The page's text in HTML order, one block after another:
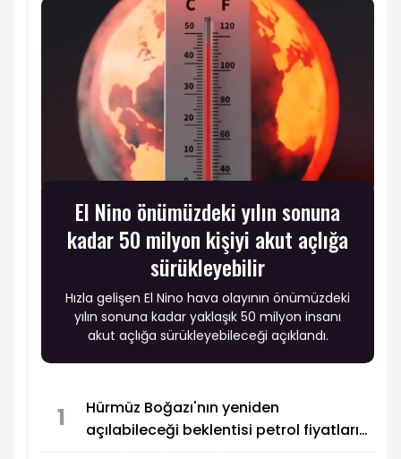
El Nino önümüzdeki yılın sonuna
kadar 50 milyon kişiyi akut açlığa
sürükleyebilir
Hızla gelişen El Nino hava olayının önümüzdeki
yılın sonuna kadar yaklaşık 50 milyon insanı
akut açlığa sürükleyebileceği açıklandı.
1
Hürmüz Boğazı'nın yeniden
açılabileceği beklentisi petrol fiyatlarını